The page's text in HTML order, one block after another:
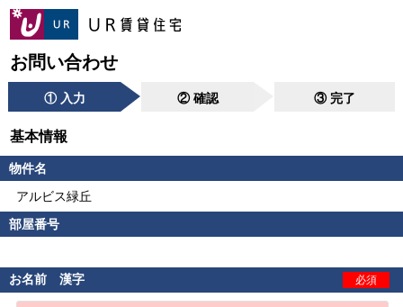
お問い合わせ
① 入力 ② 確認 ③ 完了
基本情報
物件名
アルビス緑丘
部屋番号
お名前 漢字 必須